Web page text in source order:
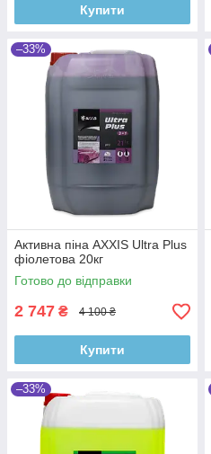
Купити
–33%
Активна піна AXXIS Ultra Plus
фіолетова 20кг
Готово до відправки
2 747 ₴ 4 100 ₴
Купити
–33%